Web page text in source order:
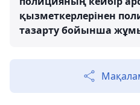
қызметкерлерінен
тазарту бойынша